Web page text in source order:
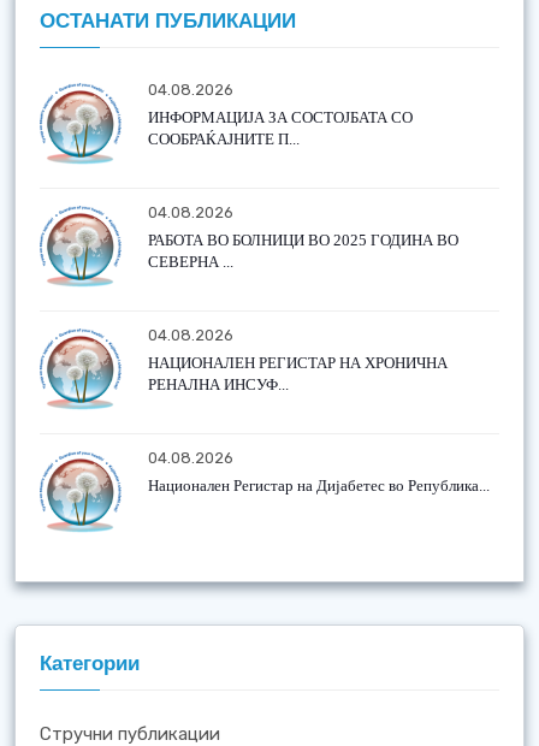
ОСТАНАТИ ПУБЛИКАЦИИ
04.08.2026
ИНФОРМАЦИЈА ЗА СОСТОЈБАТА СО
СООБРАЌАЈНИТЕ П...
04.08.2026
РАБОТА ВО БОЛНИЦИ ВО 2025 ГОДИНА ВО
СЕВЕРНА ...
04.08.2026
НАЦИОНАЛЕН РЕГИСТАР НА ХРОНИЧНА
РЕНАЛНА ИНСУФ...
04.08.2026
Национален Регистар на Дијабетес во Република...
Категории
Стручни публикации